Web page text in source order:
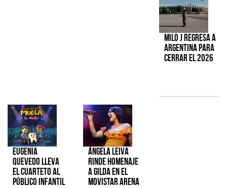
Milo J regresa a
Argentina para
cerrar el 2026
Eugenia
Quevedo lleva
el cuarteto al
público infantil
Ángela Leiva
rinde homenaje
a Gilda en el
Movistar Arena